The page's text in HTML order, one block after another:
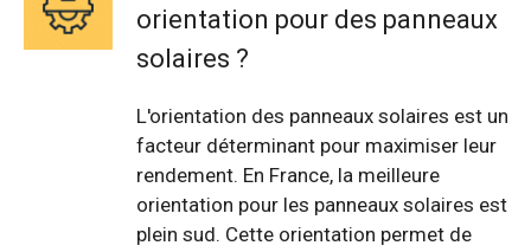
orientation pour des panneaux
solaires ?
L'orientation des panneaux solaires est un
facteur déterminant pour maximiser leur
rendement. En France, la meilleure
orientation pour les panneaux solaires est
plein sud. Cette orientation permet de